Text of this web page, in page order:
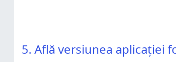
5. Află versiunea aplicației